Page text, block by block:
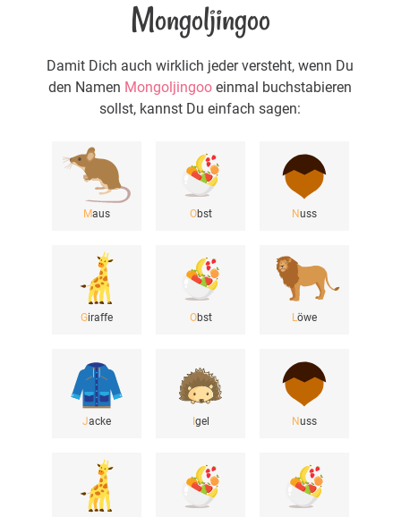
Mongoljingoo
Damit Dich auch wirklich jeder versteht, wenn Du
den Namen Mongoljingoo einmal buchstabieren
sollst, kannst Du einfach sagen:
Maus Obst Nuss
Giraffe Obst L öwe
Jacke Igel Nuss